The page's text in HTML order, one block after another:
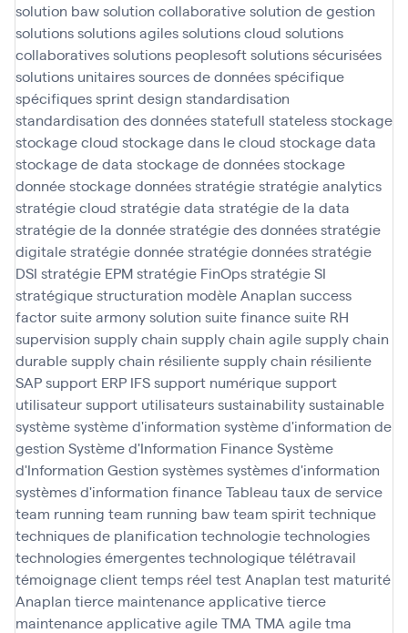
solution bawsolution collaborativesolution de gestion
solutionssolutions agilessolutions cloud solutions
collaborativessolutions peoplesoftsolutions sécurisées
solutions unitairessources de donnéesspécifique
spécifiquessprint design standardisation
standardisation des donnéesstatefull statelessstockage
stockage cloud stockage dans le cloud stockage data
stockage de data stockage de donnéesstockage
donnéestockage donnéesstratégiestratégie analytics
stratégie cloud stratégie data stratégie de la data
stratégie de la donnéestratégie des donnéesstratégie
digitalestratégie donnéestratégie donnéesstratégie
DSI stratégie EPMstratégie FinOpsstratégie SI
stratégiquestructuration modèle Anaplan success
factorsuite armony solution suite financesuite RH
supervision supply chain supply chain agilesupply chain
durablesupply chain résilientesupply chain résiliente
SAPsupport ERP IFSsupport numériquesupport
utilisateursupport utilisateurssustainabilitysustainable
systèmesystème d'information système d'information de
gestion Système d'Information FinanceSystème
d'Information Gestion systèmessystèmes d'information
systèmes d'information financeTableau taux de service
team running team running bawteam spirittechnique
techniques de planification technologietechnologies
technologies émergentestechnologiquetélétravail
témoignage clienttemps réel test Anaplan test maturité
Anaplan tierce maintenance applicativetierce
maintenance applicative agileTMA TMA agiletma